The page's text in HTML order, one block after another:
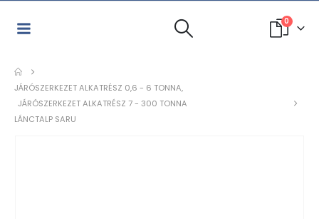
0
JÁRÓSZERKEZET ALKATRÉSZ 0,6 - 6 TONNA,
JÁRÓSZERKEZET ALKATRÉSZ 7 - 300 TONNA
LÁNCTALP SARU